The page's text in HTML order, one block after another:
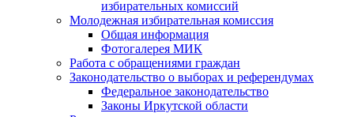
избирательных комиссий
Молодежная избирательная комиссия
Общая информация
Фотогалерея МИК
Работа с обращениями граждан
Законодательство о выборах и референдумах
Федеральное законодательство
Законы Иркутской области